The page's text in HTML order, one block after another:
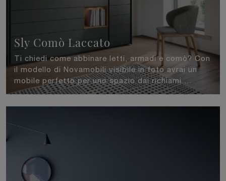
Sly Comò Laccato
Ti chiedi come abbinare letti, armadi e comò? Con
il modello di Novamobili visibile in foto avrai un
mobile perfetto per uno spazio dai richiami ...